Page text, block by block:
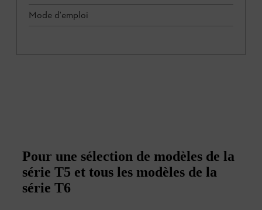
Mode d'emploi
Pour une sélection de modèles de la
série T5 et tous les modèles de la
série T6